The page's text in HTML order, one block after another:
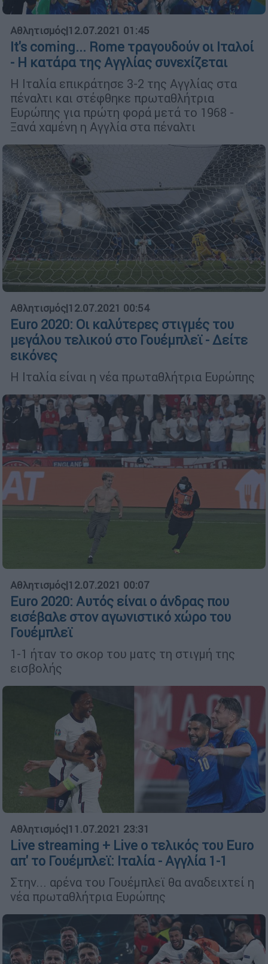
Αθλητισμός|12.07.2021 01:45
It's coming... Rome τραγουδούν οι Ιταλοί
- Η κατάρα της Αγγλίας συνεχίζεται
Η Ιταλία επικράτησε 3-2 της Αγγλίας στα
πέναλτι και στέφθηκε πρωταθλήτρια
Ευρώπης για πρώτη φορά μετά το 1968 -
Ξανά χαμένη η Αγγλία στα πέναλτι
Αθλητισμός|12.07.2021 00:54
Euro 2020: Οι καλύτερες στιγμές του
μεγάλου τελικού στο Γουέμπλεϊ - Δείτε
εικόνες
Η Ιταλία είναι η νέα πρωταθλήτρια Ευρώπης
Αθλητισμός|12.07.2021 00:07
Euro 2020: Αυτός είναι ο άνδρας που
εισέβαλε στον αγωνιστικό χώρο του
Γουέμπλεϊ
1-1 ήταν το σκορ του ματς τη στιγμή της
εισβολής
Αθλητισμός|11.07.2021 23:31
Live streaming + Live ο τελικός του Euro
απ' το Γουέμπλεϊ: Ιταλία - Αγγλία 1-1
Στην... αρένα του Γουέμπλεϊ θα αναδειχτεί η
νέα πρωταθλήτρια Ευρώπης